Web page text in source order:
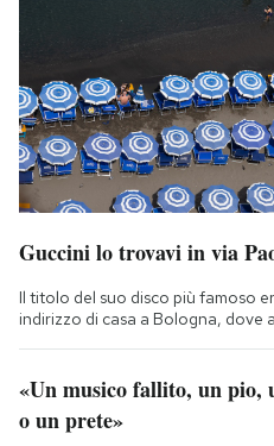
Guccini lo trovavi in via
Il titolo del suo disco più famoso
indirizzo di casa a Bologna, dove
«Un musico fallito, un pio,
o un prete»